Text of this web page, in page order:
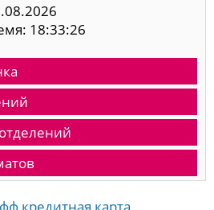
18:33:27